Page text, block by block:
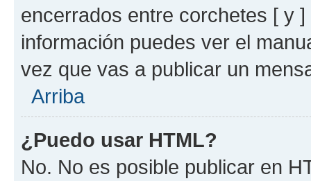
encerrados entre corchetes [ y
información puedes ver el
vez que vas a publicar un
Arriba
¿Puedo usar HTML?
No. No es posible publicar en